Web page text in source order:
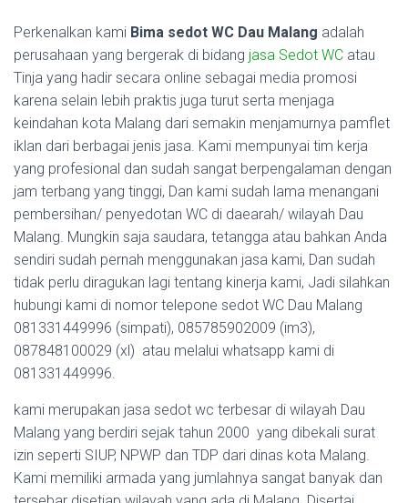
Perkenalkan kami Bima sedot WC Dau Malang adalah
perusahaan yang bergerak di bidang jasa Sedot WC atau
Tinja yang hadir secara online sebagai media promosi
karena selain lebih praktis juga turut serta menjaga
keindahan kota Malang dari semakin menjamurnya pamflet
iklan dari berbagai jenis jasa. Kami mempunyai tim kerja
yang profesional dan sudah sangat berpengalaman dengan
jam terbang yang tinggi, Dan kami sudah lama menangani
pembersihan/ penyedotan WC di daearah/ wilayah Dau
Malang. Mungkin saja saudara, tetangga atau bahkan Anda
sendiri sudah pernah menggunakan jasa kami, Dan sudah
tidak perlu diragukan lagi tentang kinerja kami, Jadi silahkan
hubungi kami di nomor telepone sedot WC Dau Malang
081331449996 (simpati), 085785902009 (im3),
087848100029 (xl) atau melalui whatsapp kami di
081331449996.
kami merupakan jasa sedot wc terbesar di wilayah Dau
Malang yang berdiri sejak tahun 2000 yang dibekali surat
izin seperti SIUP, NPWP dan TDP dari dinas kota Malang.
Kami memiliki armada yang jumlahnya sangat banyak dan